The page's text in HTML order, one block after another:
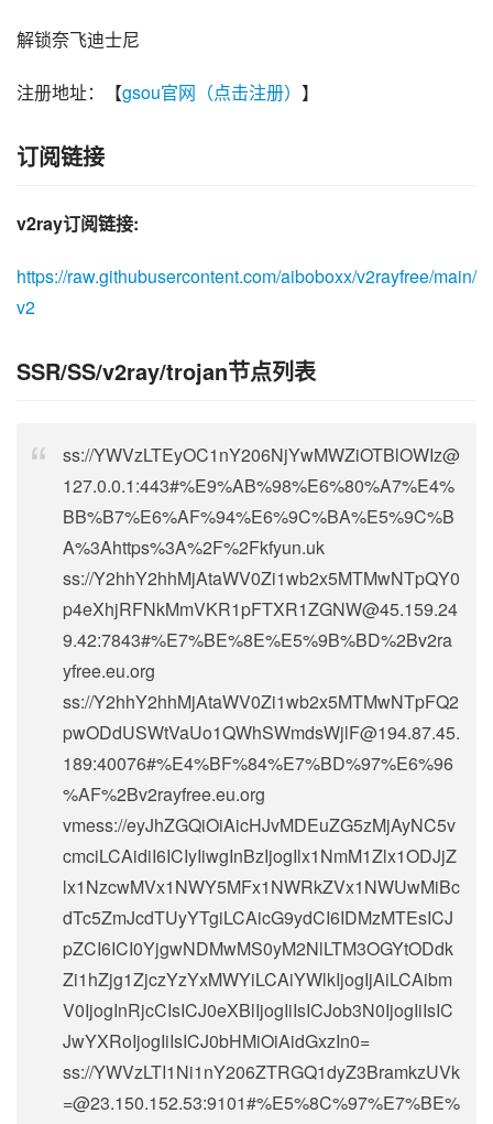
解锁奈飞迪士尼
注册地址：【gsou官网（点击注册） 】
订阅链接
v2ray订阅链接:
https://raw.githubusercontent.com/aiboboxx/v2rayfree/main/
v2
SSR/SS/v2ray/trojan节点列表
ss://YWVzLTEyOC1nY206NjYwMWZiOTBlOWIz@
127.0.0.1:443#%E9%AB%98%E6%80%A7%E4%
BB%B7%E6%AF%94%E6%9C%BA%E5%9C%B
A%3Ahttps%3A%2F%2Fkfyun.uk
ss://Y2hhY2hhMjAtaWV0Zi1wb2x5MTMwNTpQY0
p4eXhjRFNkMmVKR1pFTXR1ZGNW@45.159.24
9.42:7843#%E7%BE%8E%E5%9B%BD%2Bv2ra
yfree.eu.org
ss://Y2hhY2hhMjAtaWV0Zi1wb2x5MTMwNTpFQ2
pwODdUSWtVaUo1QWhSWmdsWjlF@194.87.45.
189:40076#%E4%BF%84%E7%BD%97%E6%96
%AF%2Bv2rayfree.eu.org
vmess://eyJhZGQiOiAicHJvMDEuZG5zMjAyNC5v
cmciLCAidiI6ICIyIiwgInBzIjogIlx1NmM1Zlx1ODJjZ
lx1NzcwMVx1NWY5MFx1NWRkZVx1NWUwMiBc
dTc5ZmJcdTUyYTgiLCAicG9ydCI6IDMzMTEsICJ
pZCI6ICI0YjgwNDMwMS0yM2NlLTM3OGYtODdk
Zi1hZjg1ZjczYzYxMWYiLCAiYWlkIjogIjAiLCAibm
V0IjogInRjcCIsICJ0eXBlIjogIiIsICJob3N0IjogIiIsIC
JwYXRoIjogIiIsICJ0bHMiOiAidGxzIn0=
ss://YWVzLTI1Ni1nY206ZTRGQ1dyZ3BramkzUVk
=@23.150.152.53:9101#%E5%8C%97%E7%BE%